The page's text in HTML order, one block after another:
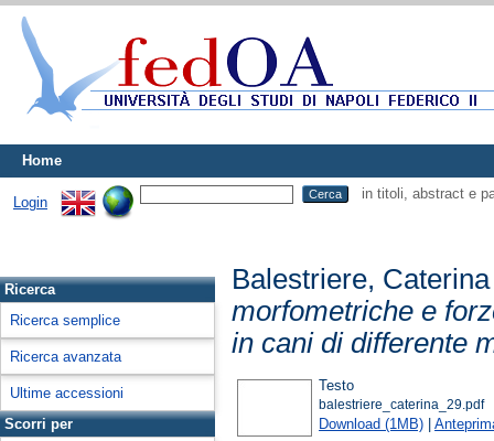
Home
Login
in titoli, abstract e
Ricerca
Ricerca semplice
Ricerca avanzata
Ultime accessioni
Scorri per
Balestriere, Caterina
morfometriche e
in cani di differente
Testo
balestriere_caterina_29.pdf
Download (1MB) |